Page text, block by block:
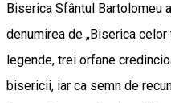
Biserica Sfântul Bartolomeu
denumirea de „Biserica
legende, trei orfane
bisericii, iar ca semn de